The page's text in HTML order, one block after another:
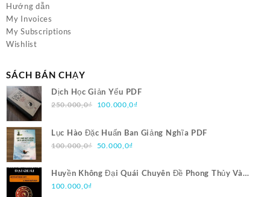
Hướng dẫn
My Invoices
My Subscriptions
Wishlist
SÁCH BÁN CHẠY
Dịch Học Giản Yếu PDF
250.000,0₫ Giá
là:
250.000,0₫.
100.000,0₫Giá
tại
Lục Hào Đặc Huấn Ban Giảng Nghĩa PDF
100.000,0₫ Giá
là:
50.000,0₫
tại
Huyền Không Đại Quái Chuyên Đề Phong Thủy Và
Trạch Nhật Pháp PDF
100.000,0₫